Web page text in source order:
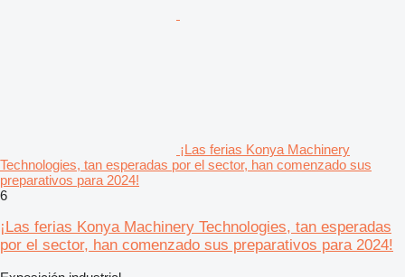
¡Las ferias Konya Machinery
Technologies, tan esperadas por el sector, han comenzado sus
preparativos para 2024!
6
¡Las ferias Konya Machinery Technologies, tan esperadas
por el sector, han comenzado sus preparativos para 2024!